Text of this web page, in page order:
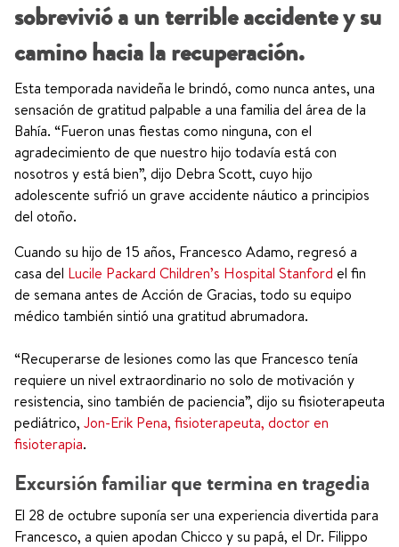
sobrevivió a un terrible accidente y su
camino hacia la recuperación.
Esta temporada navideña le brindó, como nunca antes, una
sensación de gratitud palpable a una familia del área de la
Bahía. “Fueron unas fiestas como ninguna, con el
agradecimiento de que nuestro hijo todavía está con
nosotros y está bien”, dijo Debra Scott, cuyo hijo
adolescente sufrió un grave accidente náutico a principios
del otoño.
Cuando su hijo de 15 años, Francesco Adamo, regresó a
casa del Lucile Packard Children’s Hospital Stanford el fin
de semana antes de Acción de Gracias, todo su equipo
médico también sintió una gratitud abrumadora.
“Recuperarse de lesiones como las que Francesco tenía
requiere un nivel extraordinario no solo de motivación y
resistencia, sino también de paciencia”, dijo su fisioterapeuta
pediátrico, Jon-Erik Pena, fisioterapeuta, doctor en
fisioterapia.
Excursión familiar que termina en tragedia
El 28 de octubre suponía ser una experiencia divertida para
Francesco, a quien apodan Chicco y su papá, el Dr. Filippo